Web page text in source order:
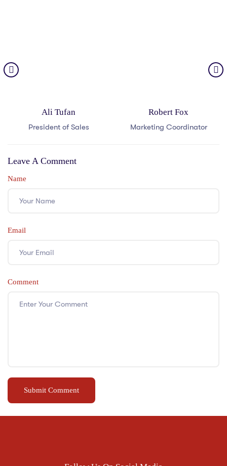
Ali Tufan
President of Sales
Robert Fox
Marketing Coordinator
Leave A Comment
Name
Email
Comment